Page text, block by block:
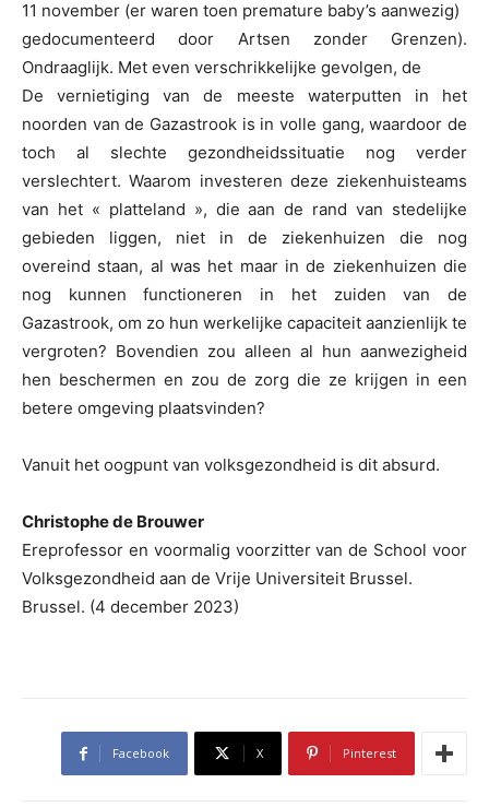
11 november (er waren toen premature baby’s aanwezig)
gedocumenteerd door Artsen zonder Grenzen).
Ondraaglijk. Met even verschrikkelijke gevolgen, de
De vernietiging van de meeste waterputten in het
noorden van de Gazastrook is in volle gang, waardoor de
toch al slechte gezondheidssituatie nog verder
verslechtert. Waarom investeren deze ziekenhuisteams
van het « platteland », die aan de rand van stedelijke
gebieden liggen, niet in de ziekenhuizen die nog
overeind staan, al was het maar in de ziekenhuizen die
nog kunnen functioneren in het zuiden van de
Gazastrook, om zo hun werkelijke capaciteit aanzienlijk te
vergroten? Bovendien zou alleen al hun aanwezigheid
hen beschermen en zou de zorg die ze krijgen in een
betere omgeving plaatsvinden?
Vanuit het oogpunt van volksgezondheid is dit absurd.
Christophe de Brouwer
Ereprofessor en voormalig voorzitter van de School voor
Volksgezondheid aan de Vrije Universiteit Brussel.
Brussel. (4 december 2023)
Facebook X Pinterest